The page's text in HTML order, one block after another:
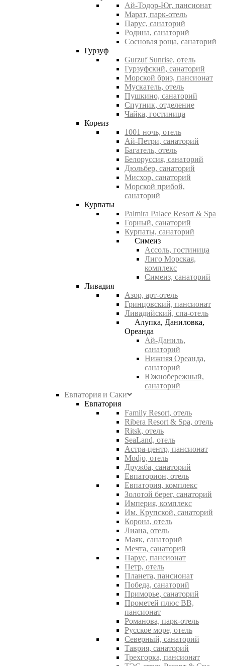
Ай-Тодор-Юг, пансионат
Марат, парк-отель
Парус, санаторий
Родина, санаторий
Сосновая роща, санаторий
Гурзуф
Gurzuf Sunrise, отель
Гурзуфский, санаторий
Морской бриз, пансионат
Мускатель, отель
Пушкино, санаторий
Спутник, отделение
Чайка, гостиница
Кореиз
1001 ночь, отель
Ай-Петри, санаторий
Багатель, отель
Белоруссия, санаторий
Дюльбер, санаторий
Мисхор, санаторий
Морской прибой,
санаторий
Курпаты
Palmira Palace Resort & Spa
Горный, санаторий
Курпаты, санаторий
Симеиз
Ассоль, гостиница
Лиго Морская,
комплекс
Симеиз, санаторий
Ливадия
Азор, арт-отель
Гринцовский, пансионат
Ливадийский, спа-отель
Алупка, Даниловка,
Ореанда
Ай-Даниль,
санаторий
Нижняя Ореанда,
санаторий
Южнобережный,
санаторий
Евпатория и Саки
Евпатория
Family Resort, отель
Ribera Resort & Spa, отель
Ritsk, отель
SeaLand, отель
Астра-центр, пансионат
Modjo, отель
Дружба, санаторий
Евпаторион, отель
Евпатория, комплекс
Золотой берег, санаторий
Империя, комплекс
Им. Крупской, санаторий
Корона, отель
Лиана, отель
Маяк, санаторий
Мечта, санаторий
Парус, пансионат
Петр, отель
Планета, пансионат
Победа, санаторий
Приморье, санаторий
Прометей плюс ВВ,
пансионат
Романова, парк-отель
Русское море, отель
Северный, санаторий
Таврия, санаторий
Трехгорка, пансионат